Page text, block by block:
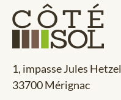
1, impasse Jules Hetzel
33700 Mérignac